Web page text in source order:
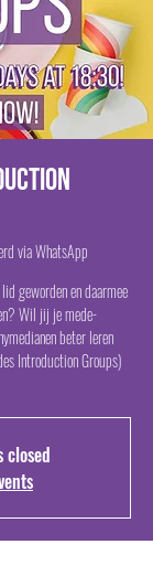
via WhatsApp
geworden en daarmee
Wil jij je mede-
beter leren
Introduction Groups)
closed